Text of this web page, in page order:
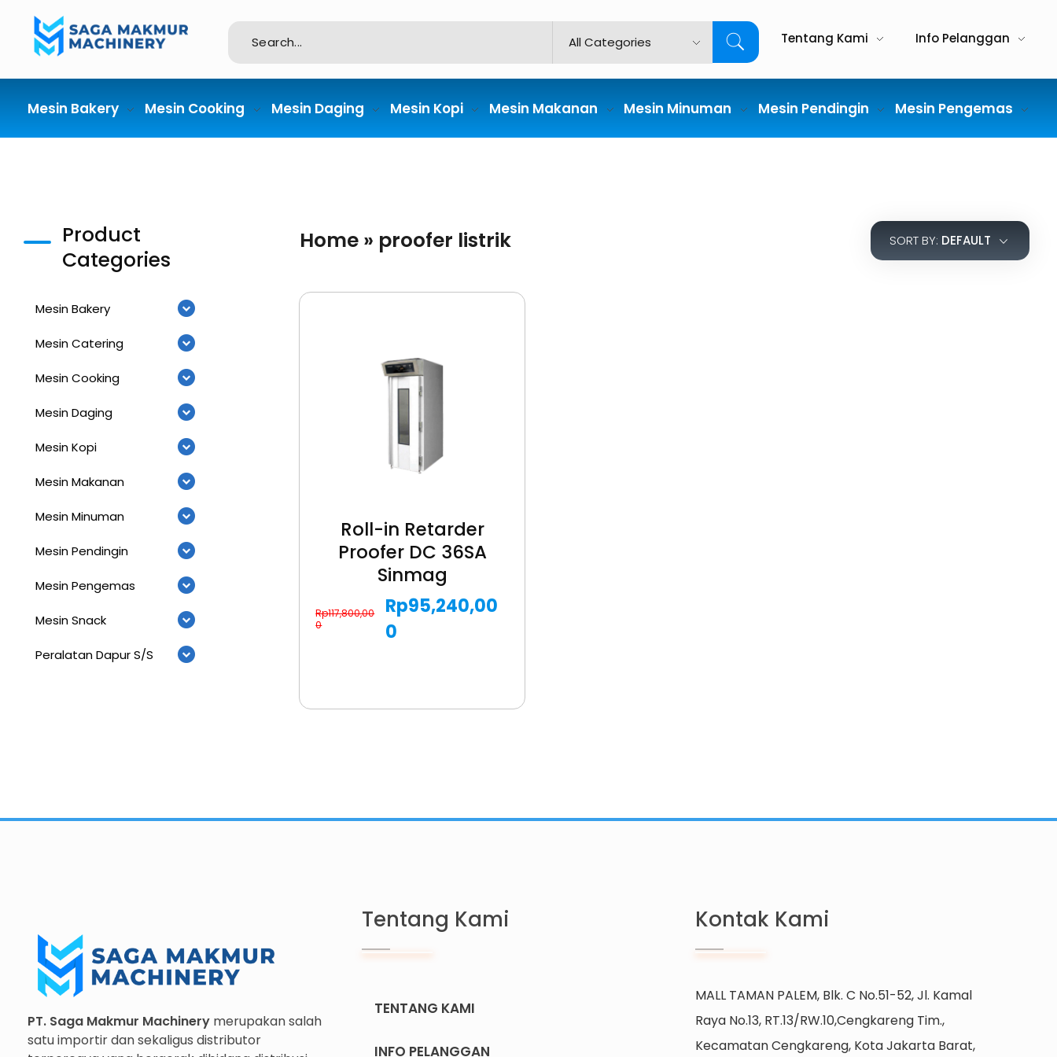
Tentang Kami Info Pelanggan
Mesin Bakery Mesin Cooking Mesin Daging Mesin Kopi Mesin Makanan Mesin Minuman Mesin Pendingin Mesin Pengemas
Home» proofer listrik SORT BY: DEFAULT
Roll-in Retarder
Proofer DC 36SA
Sinmag
Rp95,240,00
0
Rp117,800,00
0
Product
Categories
Mesin Bakery
Mesin Catering
Mesin Cooking
Mesin Daging
Mesin Kopi
Mesin Makanan
Mesin Minuman
Mesin Pendingin
Mesin Pengemas
Mesin Snack
Peralatan Dapur S/S
PT. Saga Makmur Machinery merupakan salah
satu importir dan sekaligus distributor
Tentang Kami
TENTANG KAMI
INFO PELANGGAN
Kontak Kami
MALL TAMAN PALEM, Blk. C No.51-52, Jl. Kamal
Raya No.13, RT.13/RW.10,Cengkareng Tim.,
Kecamatan Cengkareng, Kota Jakarta Barat,